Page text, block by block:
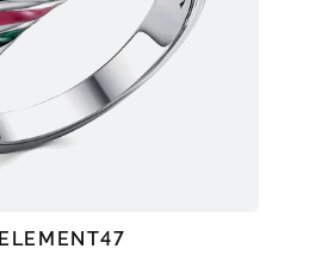
ELEMENT47